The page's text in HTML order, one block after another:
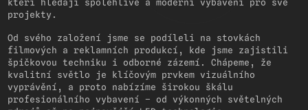
kteří hledají spolehlivé a moderní vybavení pro své
projekty.
Od svého založení jsme se podíleli na stovkách
filmových a reklamních produkcí, kde jsme zajistili
špičkovou techniku i odborné zázemí. Chápeme, že
kvalitní světlo je klíčovým prvkem vizuálního
vyprávění, a proto nabízíme širokou škálu
profesionálního vybavení – od výkonných světelných